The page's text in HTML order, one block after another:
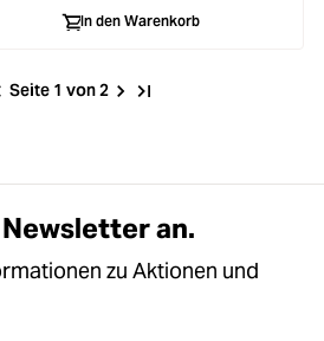
In den Warenkorb
Seite 1 von 2
an.
zu Aktionen und